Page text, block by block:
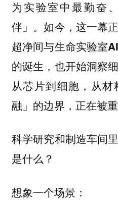
为实验室中最勤奋
伴」。如今，这一幕
超净间与生命实验室
的诞生，也开始洞察
从芯片到细胞，从
融」的边界，正在被重
科学研究和制造车间
是什么？
想象一个场景：